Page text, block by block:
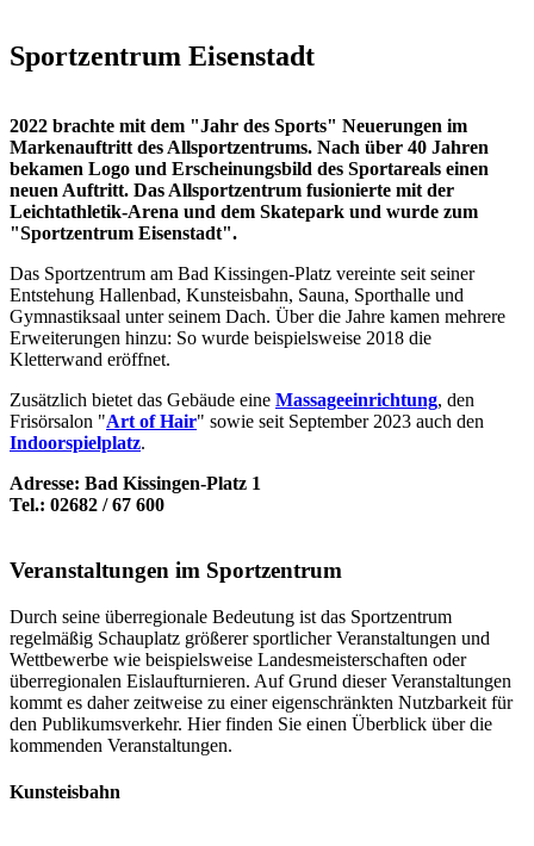
Sportzentrum Eisenstadt
2022 brachte mit dem "Jahr des Sports" Neuerungen im
Markenauftritt des Allsportzentrums. Nach über 40 Jahren
bekamen Logo und Erscheinungsbild des Sportareals einen
neuen Auftritt. Das Allsportzentrum fusionierte mit der
Leichtathletik-Arena und dem Skatepark und wurde zum
"Sportzentrum Eisenstadt".
Das Sportzentrum am Bad Kissingen-Platz vereinte seit seiner
Entstehung Hallenbad, Kunsteisbahn, Sauna, Sporthalle und
Gymnastiksaal unter seinem Dach. Über die Jahre kamen mehrere
Erweiterungen hinzu: So wurde beispielsweise 2018 die
Kletterwand eröffnet.
Zusätzlich bietet das Gebäude eine Massageeinrichtung, den
Frisörsalon "Art of Hair" sowie seit September 2023 auch den
Indoorspielplatz.
Adresse: Bad Kissingen-Platz 1
Tel.: 02682 / 67 600
Veranstaltungen im Sportzentrum
Durch seine überregionale Bedeutung ist das Sportzentrum
regelmäßig Schauplatz größerer sportlicher Veranstaltungen und
Wettbewerbe wie beispielsweise Landesmeisterschaften oder
überregionalen Eislaufturnieren. Auf Grund dieser Veranstaltungen
kommt es daher zeitweise zu einer eigenschränkten Nutzbarkeit für
den Publikumsverkehr. Hier finden Sie einen Überblick über die
kommenden Veranstaltungen.
Kunsteisbahn